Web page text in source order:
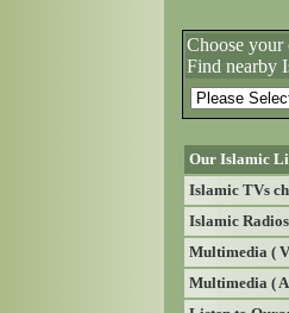
Choose
Find nearby
Our Islamic
Islamic TVs
Islamic Radios
Multimedia (
Multimedia (